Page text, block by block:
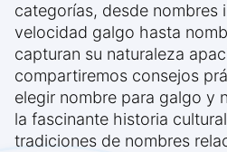
categorías, desde nombres
velocidad galgo hasta
capturan su naturaleza
compartiremos consejos
elegir nombre para galgo y
la fascinante historia
tradiciones de nombres